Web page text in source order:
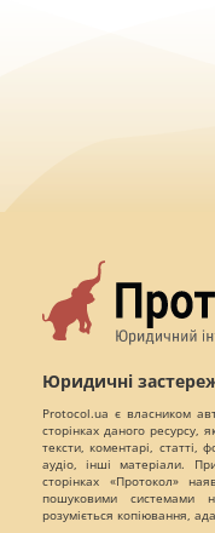
Юридичні
Protocol.ua є власником
сторінках даного ресурсу,
тексти, коментарі,
аудіо, інші матеріали.
сторінках «Протокол»
пошуковими системами
розуміється копіювання,